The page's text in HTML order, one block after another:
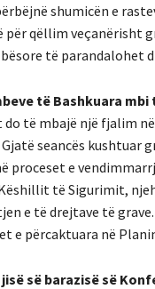
shumicën e
për qëllim
të parandalohet
të Bashkuara mbi
të mbajë një fjalim
seancës
e
të Sigurimit,
e të drejtave të
e përcaktuara në
së barazisë së